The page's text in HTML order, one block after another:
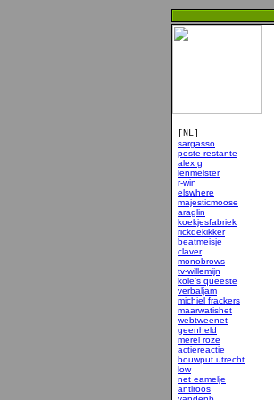
[NL]
sargasso
poste restante
alex g
lenmeister
r-win
elswhere
majesticmoose
araglin
koekjesfabriek
rickdekikker
beatmeisje
claver
monobrows
tv-willemijn
kole's queeste
verbaljam
michiel frackers
maarwatishet
webtweenet
geenheld
merel roze
actiereactie
bouwput utrecht
low
net eamelje
antiroos